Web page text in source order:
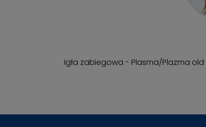
Igła zabiegowa - Plasma/Plazma